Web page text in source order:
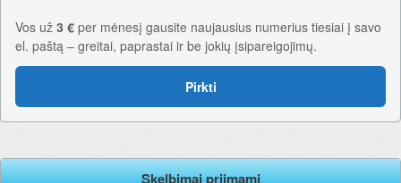
Vos už 3 € per mėnesį gausite naujausius numerius tiesiai į savo
el. paštą – greitai, paprastai ir be jokių įsipareigojimų.
Pirkti
Skelbimai priimami